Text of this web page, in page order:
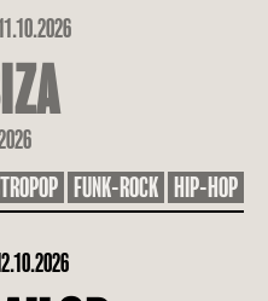
FUNK-ROCK HIP-HOP